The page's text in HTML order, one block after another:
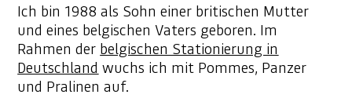
Ich bin 1988 als Sohn einer britischen Mutter
und eines belgischen Vaters geboren. Im
Rahmen der belgischen Stationierung in
Deutschland wuchs ich mit Pommes, Panzer
und Pralinen auf.